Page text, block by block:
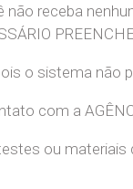
receba
o sistema
com a
ou